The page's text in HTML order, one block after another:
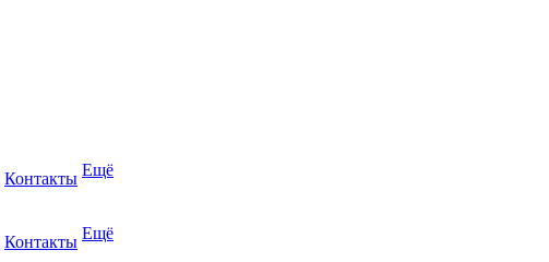
Контакты Ещё
Контакты Ещё